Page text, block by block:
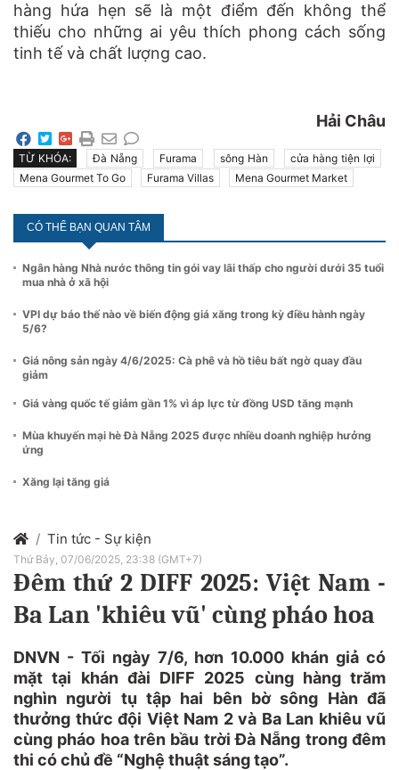
hàng hứa hẹn sẽ là một điểm đến không thể
thiếu cho những ai yêu thích phong cách sống
tinh tế và chất lượng cao.
Hải Châu
TỪ KHÓA: Đà Nẵng Furama sông Hàn
cửa hàng tiện lợi
Mena Gourmet To Go
Furama Villas Mena Gourmet Market
CÓ THỂ BẠN QUAN TÂM
Ngân hàng Nhà nước thông tin gói vay lãi thấp cho người dưới 35 tuổi
mua nhà ở xã hội
VPI dự báo thế nào về biến động giá xăng trong kỳ điều hành ngày
5/6?
Giá nông sản ngày 4/6/2025: Cà phê và hồ tiêu bất ngờ quay đầu
giảm
Giá vàng quốc tế giảm gần 1% vì áp lực từ đồng USD tăng mạnh
Mùa khuyến mại hè Đà Nẵng 2025 được nhiều doanh nghiệp hưởng
ứng
Xăng lại tăng giá
Tin tức - Sự kiện
Thứ Bảy, 07/06/2025, 23:38 (GMT+7)
Đêm thứ 2 DIFF 2025: Việt Nam -
Ba Lan 'khiêu vũ' cùng pháo hoa
DNVN - Tối ngày 7/6, hơn 10.000 khán giả có
mặt tại khán đài DIFF 2025 cùng hàng trăm
nghìn người tụ tập hai bên bờ sông Hàn đã
thưởng thức đội Việt Nam 2 và Ba Lan khiêu vũ
cùng pháo hoa trên bầu trời Đà Nẵng trong đêm
thi có chủ đề “Nghệ thuật sáng tạo”.